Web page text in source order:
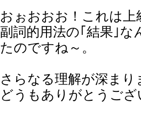
おぉおおお！これは上
副詞的用法の｢結果｣
たのですね～。
さらなる理解が深まり
どうもありがとうご